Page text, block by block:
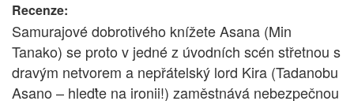
Recenze:
Samurajové dobrotivého knížete Asana (Min
Tanako) se proto v jedné z úvodních scén střetnou s
dravým netvorem a nepřátelský lord Kira (Tadanobu
Asano – hleďte na ironii!) zaměstnává nebezpečnou